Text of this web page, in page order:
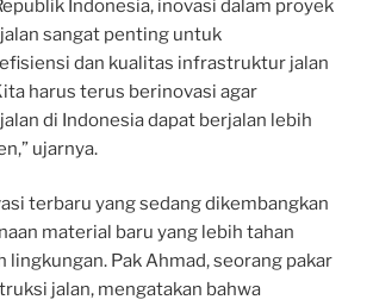
Indonesia, inovasi dalam proyek
sangat penting untuk
dan kualitas infrastruktur jalan
harus terus berinovasi agar
di Indonesia dapat berjalan lebih
ujarnya.
terbaru yang sedang dikembangkan
material baru yang lebih tahan
lingkungan. Pak Ahmad, seorang pakar
jalan, mengatakan bahwa